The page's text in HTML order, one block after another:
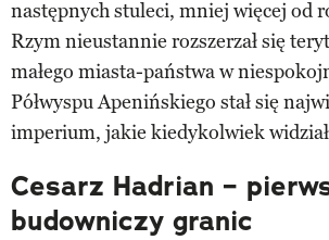
następnych stuleci, mniej więcej od
Rzym nieustannie rozszerzał się
małego miasta-państwa w
Półwyspu Apenińskiego stał się
imperium, jakie kiedykolwiek
Cesarz Hadrian –
budowniczy granic